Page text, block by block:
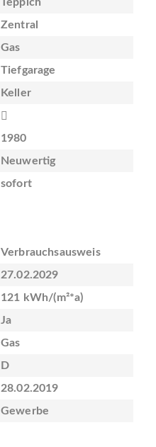
Zentral
Gas
Tiefgarage
Keller
1980
Neuwertig
sofort
Verbrauchsausweis
27.02.2029
121 kWh/(m²*a)
Ja
Gas
D
28.02.2019
Gewerbe